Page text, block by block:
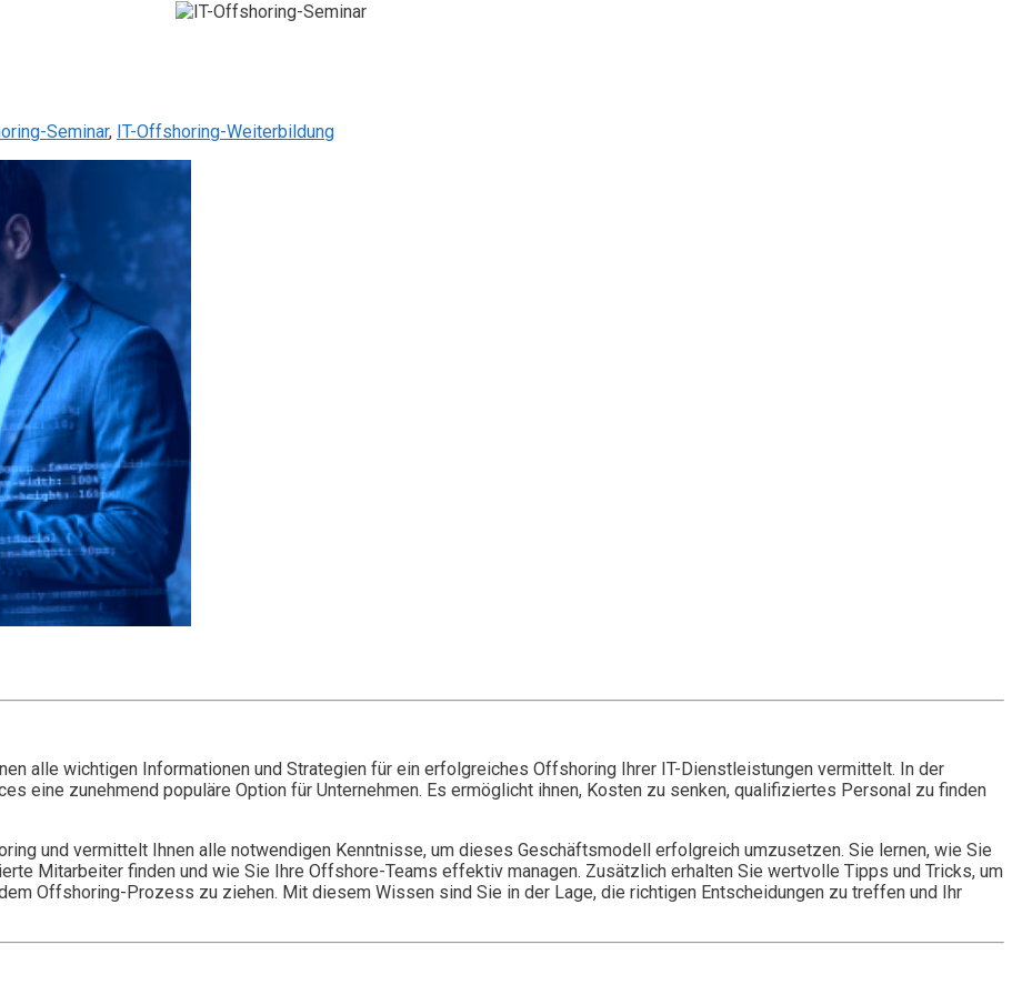
Seminar, IT-Offshoring-Weiterbildung
alle wichtigen Informationen und Strategien für ein erfolgreiches Offshoring Ihrer IT-Dienstleistungen vermittelt. In der
eine zunehmend populäre Option für Unternehmen. Es ermöglicht ihnen, Kosten zu senken, qualifiziertes Personal zu finden
und vermittelt Ihnen alle notwendigen Kenntnisse, um dieses Geschäftsmodell erfolgreich umzusetzen. Sie lernen, wie Sie
Mitarbeiter finden und wie Sie Ihre Offshore-Teams effektiv managen. Zusätzlich erhalten Sie wertvolle Tipps und Tricks, um
Offshoring-Prozess zu ziehen. Mit diesem Wissen sind Sie in der Lage, die richtigen Entscheidungen zu treffen und Ihr